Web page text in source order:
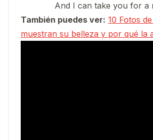
And I can take you for a
También puedes ver: 10 Fotos
muestran su belleza y por qué la